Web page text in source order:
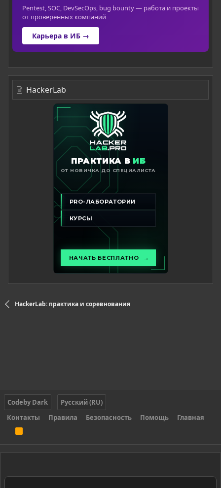
Pentest, SOC, DevSecOps, bug bounty — работа и проекты
от проверенных компаний
Карьера в ИБ →
HackerLab
HackerLab: практика и соревнования
Codeby Dark
Русский (RU)
Контакты
Правила Безопасность Помощь Главная
S